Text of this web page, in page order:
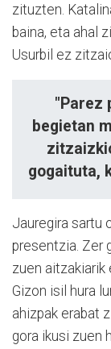
zituzten.
baina, eta ahal
Usurbil ez
"Parez
begietan
gogaituta,
Jauregira sartu
presentzia. Zer
zuen aitzakiarik
Gizon isil hura
ahizpak erabat
gora ikusi zuen